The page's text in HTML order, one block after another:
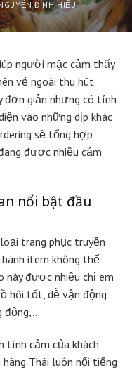
ĐÌNH HIẾU
người mặc cảm thấy
vẻ ngoài thu hút
đơn giản nhưng có tính
vào những dịp khác
sẽ tổng hợp
được nhiều cảm
nổi bật đầu
trang phục truyền
item không thể
này được nhiều chị em
hôi tốt, dễ vận động
động,…
tình cảm của khách
Thái luôn nổi tiếng